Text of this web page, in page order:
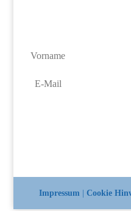
Impressum| Cookie